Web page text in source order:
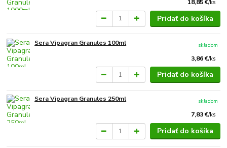
18,85 €/ks
Pridať do košíka
Sera Vipagran Granules 100ml
3,86 €/ks
skladom
Pridať do košíka
Sera Vipagran Granules 250ml
7,83 €/ks
skladom
Pridať do košíka